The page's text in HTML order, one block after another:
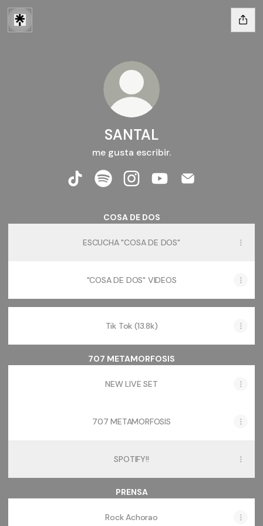
SANTAL
me gusta escribir.
COSA DE DOS
ESCUCHA "COSA DE DOS"
"COSA DE DOS" VIDEOS
Tik Tok (13.8k)
707 METAMORFOSIS
NEW LIVE SET
707 METAMORFOSIS
SPOTIFY!!
PRENSA
Rock Achorao